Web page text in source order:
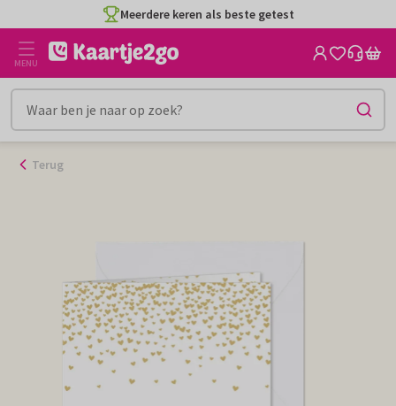
naar
inhoud
Meerdere keren als beste getest
MENU
Terug